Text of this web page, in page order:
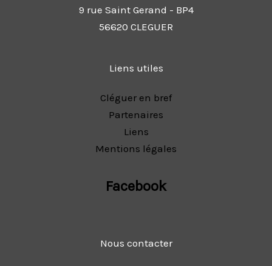
9 rue Saint Gerand - BP4
56620 CLEGUER
Liens utiles
Cléguer en bref
Partenaires
Liens
Mentions légales
Facebook
Nous contacter